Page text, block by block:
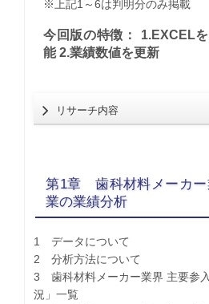
※上記1～6は判明分のみ掲載
今回版の特徴： 1.EXCEL
能 2.業績数値を更新
リサーチ内容
第1章 歯科材料メーカー
業の業績分析
1 データについて
2 分析方法について
3 歯科材料メーカー業界 主要参
況」一覧